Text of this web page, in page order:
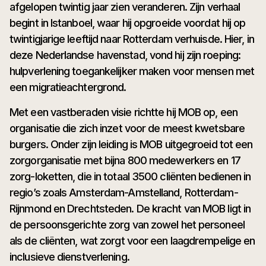
afgelopen twintig jaar zien veranderen. Zijn verhaal
begint in Istanboel, waar hij opgroeide voordat hij op
twintigjarige leeftijd naar Rotterdam verhuisde. Hier, in
deze Nederlandse havenstad, vond hij zijn roeping:
hulpverlening toegankelijker maken voor mensen met
een migratieachtergrond.
Met een vastberaden visie richtte hij MOB op, een
organisatie die zich inzet voor de meest kwetsbare
burgers. Onder zijn leiding is MOB uitgegroeid tot een
zorgorganisatie met bijna 800 medewerkers en 17
zorg-loketten, die in totaal 3500 cliënten bedienen in
regio’s zoals Amsterdam-Amstelland, Rotterdam-
Rijnmond en Drechtsteden. De kracht van MOB ligt in
de persoonsgerichte zorg van zowel het personeel
als de cliënten, wat zorgt voor een laagdrempelige en
inclusieve dienstverlening.